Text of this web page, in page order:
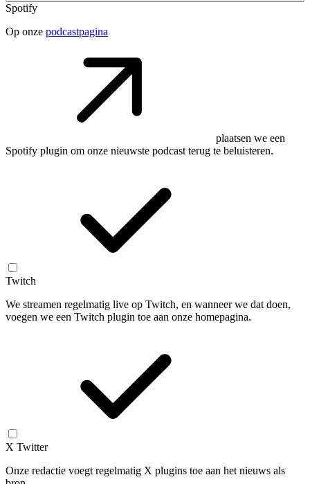
Spotify
Op onze podcastpagina
plaatsen we een
Spotify plugin om onze nieuwste podcast terug te beluisteren.
Twitch
We streamen regelmatig live op Twitch, en wanneer we dat doen,
voegen we een Twitch plugin toe aan onze homepagina.
X Twitter
Onze redactie voegt regelmatig X plugins toe aan het nieuws als